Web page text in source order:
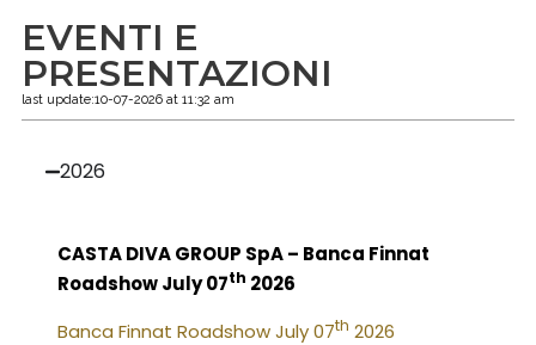
EVENTI E
PRESENTAZIONI
last update:10-07-2026 at 11:32 am
2026
CASTA DIVA GROUP SpA – Banca Finnat
Roadshow July 07th 2026
Banca Finnat Roadshow July 07th 2026